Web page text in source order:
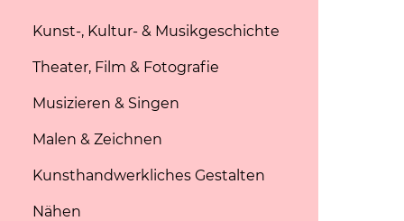
Kunst-, Kultur- & Musikgeschichte
Theater, Film & Fotografie
Musizieren & Singen
Malen & Zeichnen
Kunsthandwerkliches Gestalten
Nähen